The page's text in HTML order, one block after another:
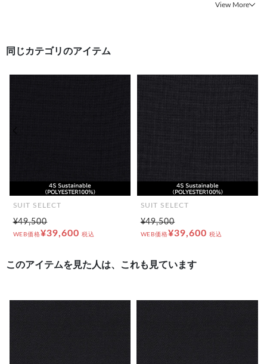
View More
同じカテゴリのアイテム
SUIT SELECT
¥49,500
WEB価格¥39,600 税込
SUIT SELECT
¥49,500
WEB価格¥39,600 税込
前の画像
このアイテムを見た人は、これも見ています